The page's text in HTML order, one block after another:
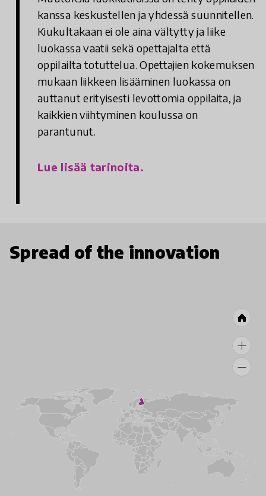
kanssa keskustellen ja yhdessä suunnitellen.
Kiukultakaan ei ole aina vältytty ja liike
luokassa vaatii sekä opettajalta että
oppilailta totuttelua. Opettajien kokemuksen
mukaan liikkeen lisääminen luokassa on
auttanut erityisesti levottomia oppilaita, ja
kaikkien viihtyminen koulussa on
parantunut.
Lue lisää tarinoita.
Spread of the innovation